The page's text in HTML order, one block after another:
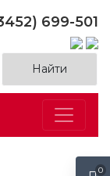
0
699-501